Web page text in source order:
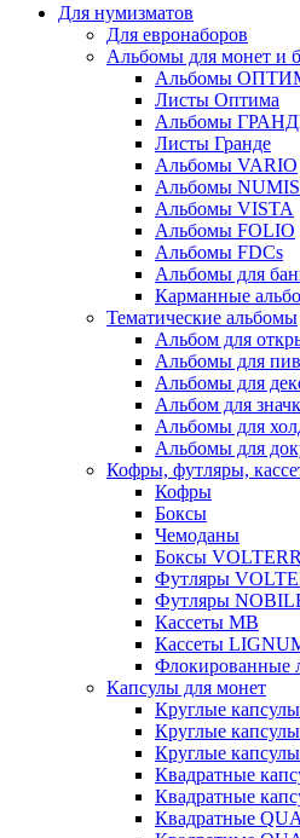
Для нумизматов
Для евронаборов
Альбомы для монет и
Альбомы
Листы Оптима
Альбомы
Листы Гранде
Альбомы VARIO
Альбомы NUMIS
Альбомы VISTA
Альбомы FOLIO
Альбомы FDCs
Альбомы для
Карманные
Тематические альбомы
Альбом для
Альбомы для
Альбомы для
Альбом для
Альбомы для
Альбомы для
Кофры, футляры,
Кофры
Боксы
Чемоданы
Боксы
Футляры
Футляры
Кассеты МВ
Кассеты
Флокированные
Капсулы для монет
Круглые
Круглые
Круглые
Квадратные
Квадратные
Квадратные